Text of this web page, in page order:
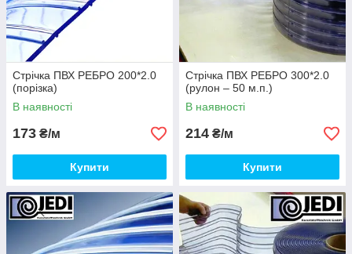
Стрічка ПВХ РЕБРО 200*2.0
(порізка)
В наявності
173 ₴/м
Купити
Стрічка ПВХ РЕБРО 300*2.0
(рулон – 50 м.п.)
В наявності
214 ₴/м
Купити